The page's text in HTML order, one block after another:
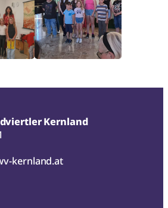
Kernland
kernland.at